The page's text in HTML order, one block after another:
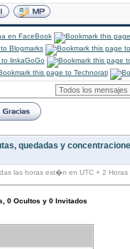
quedadas y
las horas est�n en UTC + 2 Horas
0 Ocultos y 0 Invitados